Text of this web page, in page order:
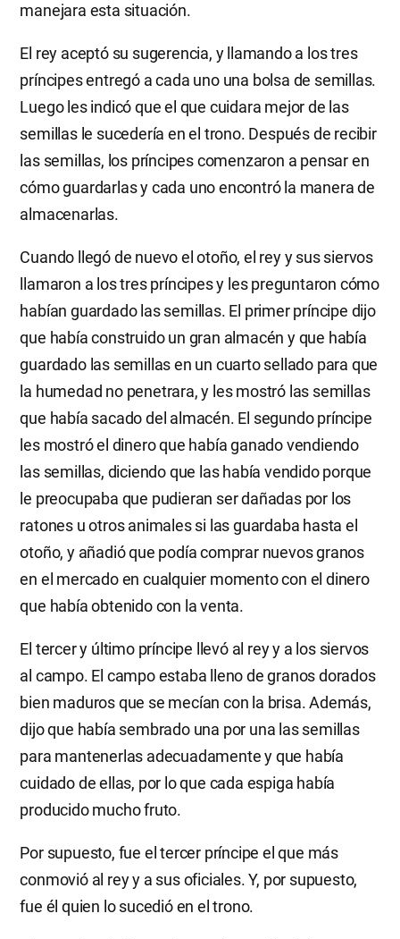
manejara esta situación.
El rey aceptó su sugerencia, y llamando a los tres
príncipes entregó a cada uno una bolsa de semillas.
Luego les indicó que el que cuidara mejor de las
semillas le sucedería en el trono. Después de recibir
las semillas, los príncipes comenzaron a pensar en
cómo guardarlas y cada uno encontró la manera de
almacenarlas.
Cuando llegó de nuevo el otoño, el rey y sus siervos
llamaron a los tres príncipes y les preguntaron cómo
habían guardado las semillas. El primer príncipe dijo
que había construido un gran almacén y que había
guardado las semillas en un cuarto sellado para que
la humedad no penetrara, y les mostró las semillas
que había sacado del almacén. El segundo príncipe
les mostró el dinero que había ganado vendiendo
las semillas, diciendo que las había vendido porque
le preocupaba que pudieran ser dañadas por los
ratones u otros animales si las guardaba hasta el
otoño, y añadió que podía comprar nuevos granos
en el mercado en cualquier momento con el dinero
que había obtenido con la venta.
El tercer y último príncipe llevó al rey y a los siervos
al campo. El campo estaba lleno de granos dorados
bien maduros que se mecían con la brisa. Además,
dijo que había sembrado una por una las semillas
para mantenerlas adecuadamente y que había
cuidado de ellas, por lo que cada espiga había
producido mucho fruto.
Por supuesto, fue el tercer príncipe el que más
conmovió al rey y a sus oficiales. Y, por supuesto,
fue él quien lo sucedió en el trono.